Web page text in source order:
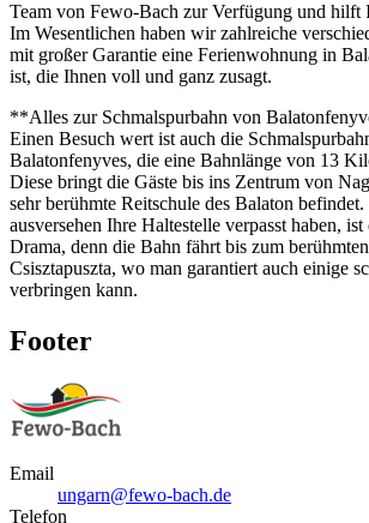
Team von Fewo-Bach zur Verfügung und hilft
Im Wesentlichen haben wir zahlreiche
mit großer Garantie eine Ferienwohnung in
ist, die Ihnen voll und ganz zusagt.
**Alles zur Schmalspurbahn von
Einen Besuch wert ist auch die
Balatonfenyves, die eine Bahnlänge von 13
Diese bringt die Gäste bis ins Zentrum von
sehr berühmte Reitschule des Balaton
ausversehen Ihre Haltestelle verpasst haben, ist
Drama, denn die Bahn fährt bis zum
Csisztapuszta, wo man garantiert auch einige
verbringen kann.
Footer
Email
ungarn@fewo-bach.de
Telefon